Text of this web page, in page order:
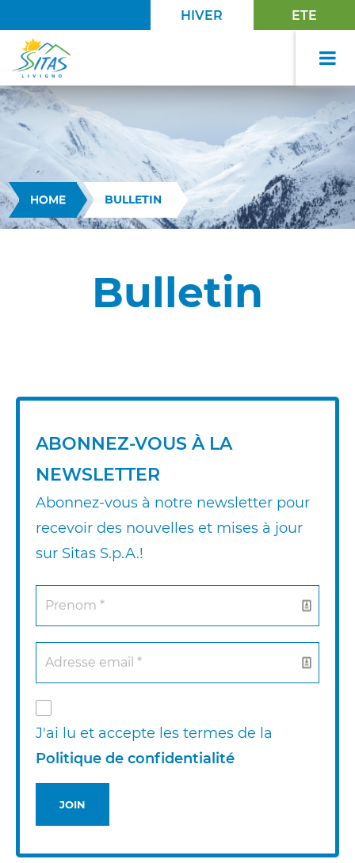
HIVER ETE
HOME BULLETIN
Bulletin
ABONNEZ-VOUS À LA
NEWSLETTER
Abonnez-vous à notre newsletter pour
recevoir des nouvelles et mises à jour
sur Sitas S.p.A.!
J'ai lu et accepte les termes de la
Politique de confidentialité